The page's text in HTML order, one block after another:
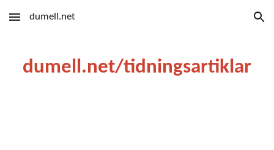
Skip to main content Skip to navigation
dumell.net
dumell.net/tidningsartiklar